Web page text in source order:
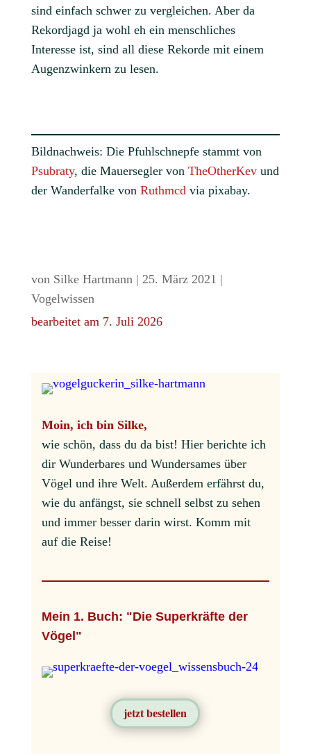
sind einfach schwer zu vergleichen. Aber da
Rekordjagd ja wohl eh ein menschliches
Interesse ist, sind all diese Rekorde mit einem
Augenzwinkern zu lesen.
Bildnachweis: Die Pfuhlschnepfe stammt von
Psubraty, die Mauersegler von TheOtherKev und
der Wanderfalke von Ruthmcd via pixabay.
von Silke Hartmann| 25. März 2021 |
Vogelwissen
bearbeitet am 7. Juli 2026
Moin, ich bin Silke,
wie schön, dass du da bist! Hier berichte ich
dir Wunderbares und Wundersames über
Vögel und ihre Welt. Außerdem erfährst du,
wie du anfängst, sie schnell selbst zu sehen
und immer besser darin wirst. Komm mit
auf die Reise!
Mein 1. Buch: "Die Superkräfte der
Vögel"
jetzt bestellen